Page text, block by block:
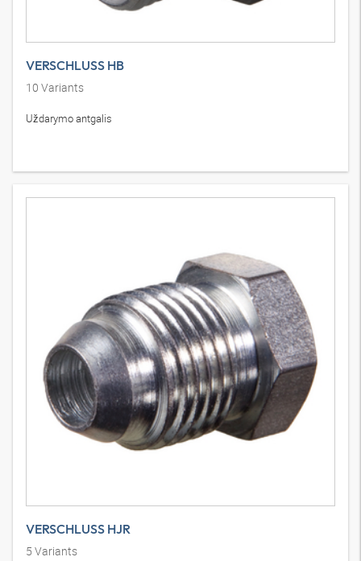
VERSCHLUSS HB
10 Variants
Uždarymo antgalis
VERSCHLUSS HJR
5 Variants